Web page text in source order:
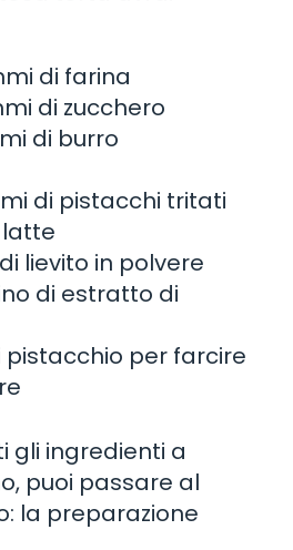
di farina
di zucchero
di burro
di pistacchi tritati
latte
lievito in polvere
di estratto di
pistacchio per farcire
gli ingredienti a
puoi passare al
la preparazione